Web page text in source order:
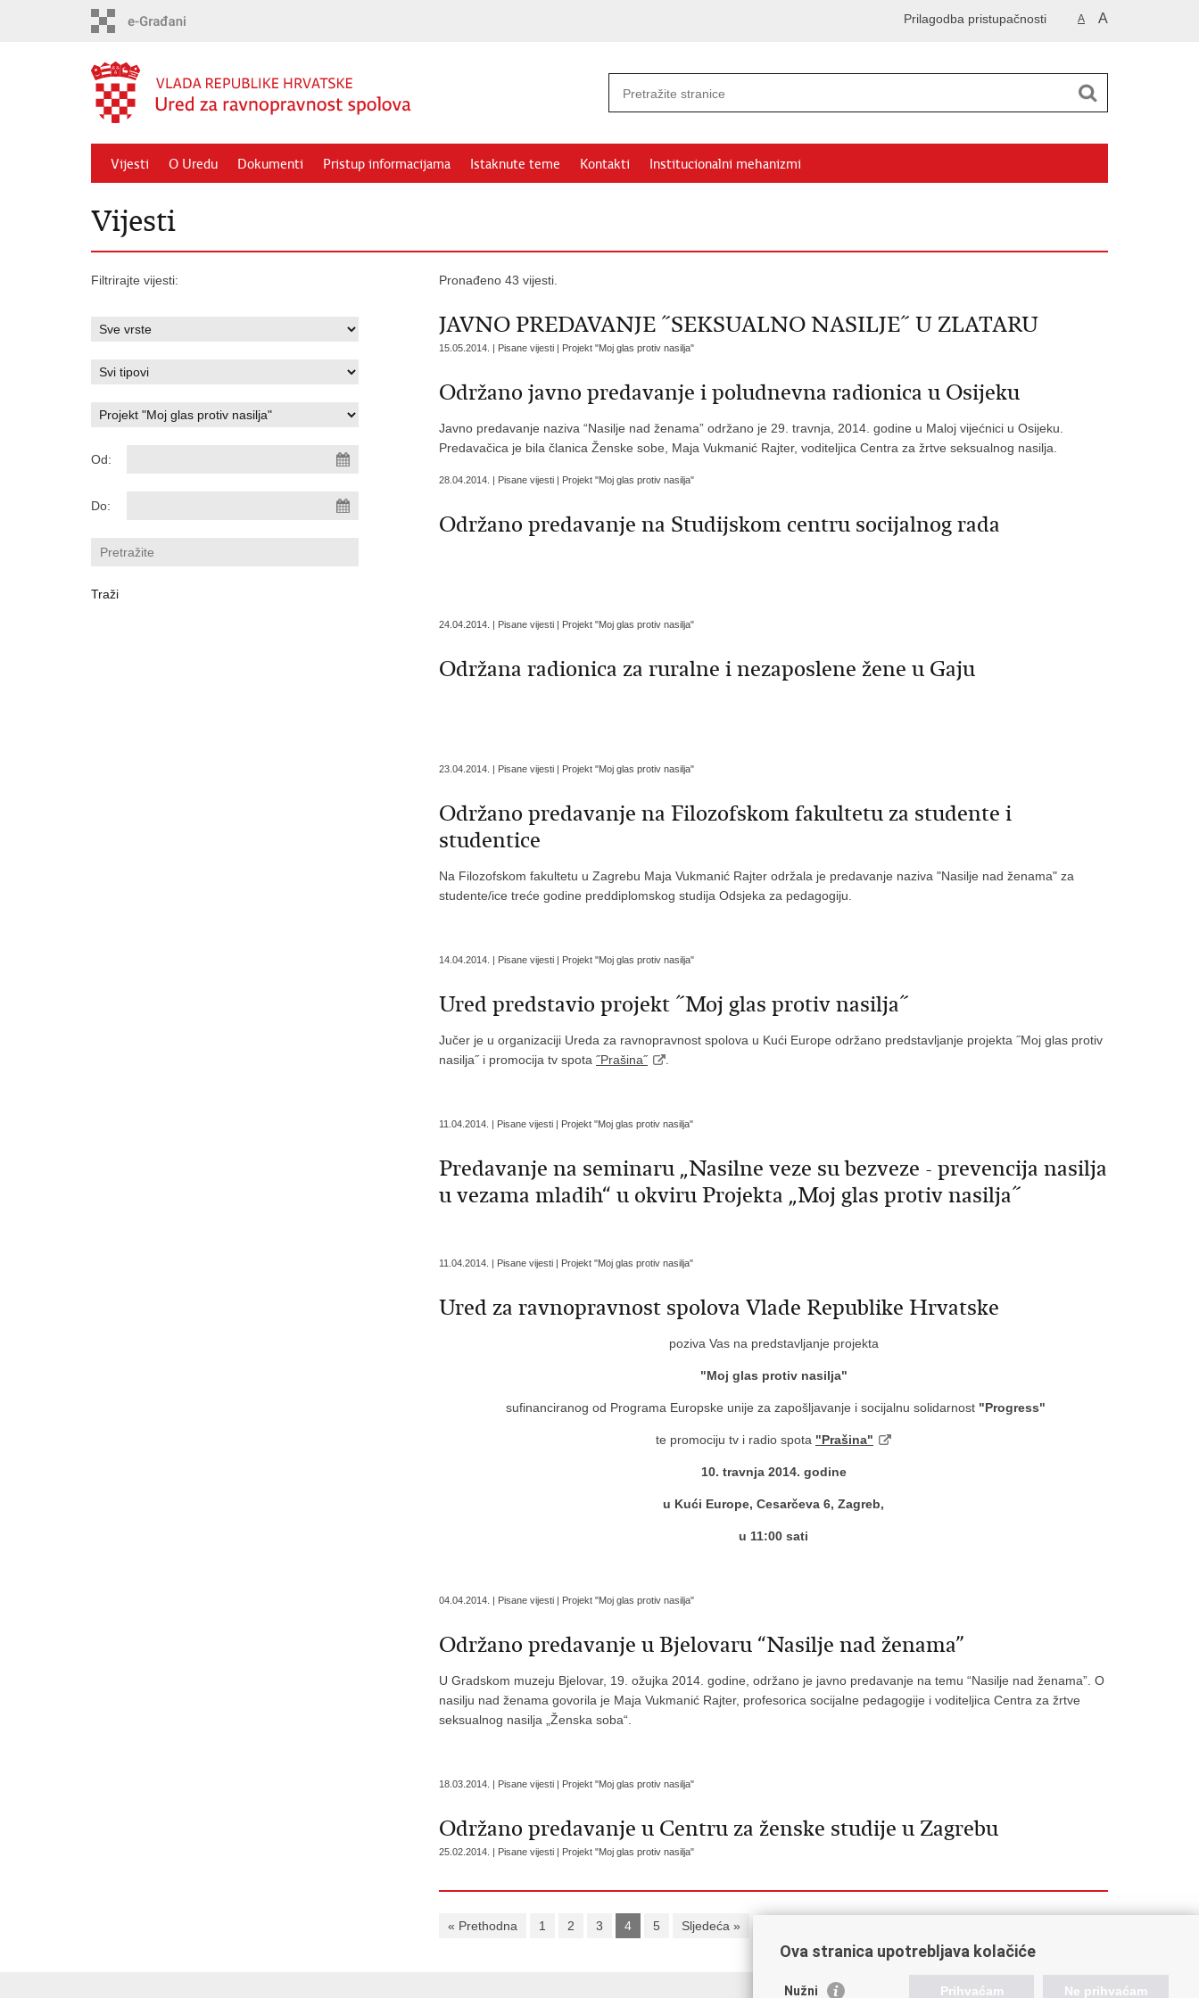
A A
Prilagodba pristupačnosti
Vijesti O Uredu Dokumenti Pristup informacijama Istaknute teme Kontakti Institucionalni mehanizmi
Vijesti
Filtrirajte vijesti:
Od:
Do:
Pronađeno 43 vijesti.
JAVNO PREDAVANJE ˝SEKSUALNO NASILJE˝ U ZLATARU
15.05.2014. | Pisane vijesti | Projekt "Moj glas protiv nasilja"
Održano javno predavanje i poludnevna radionica u Osijeku
Javno predavanje naziva “Nasilje nad ženama” održano je 29. travnja, 2014. godine u Maloj vijećnici u Osijeku.
Predavačica je bila članica Ženske sobe, Maja Vukmanić Rajter, voditeljica Centra za žrtve seksualnog nasilja.
28.04.2014. | Pisane vijesti | Projekt "Moj glas protiv nasilja"
Održano predavanje na Studijskom centru socijalnog rada
24.04.2014. | Pisane vijesti | Projekt "Moj glas protiv nasilja"
Održana radionica za ruralne i nezaposlene žene u Gaju
23.04.2014. | Pisane vijesti | Projekt "Moj glas protiv nasilja"
Održano predavanje na Filozofskom fakultetu za studente i
studentice
Na Filozofskom fakultetu u Zagrebu Maja Vukmanić Rajter održala je predavanje naziva "Nasilje nad ženama" za
studente/ice treće godine preddiplomskog studija Odsjeka za pedagogiju.
14.04.2014. | Pisane vijesti | Projekt "Moj glas protiv nasilja"
Ured predstavio projekt ˝Moj glas protiv nasilja˝
Jučer je u organizaciji Ureda za ravnopravnost spolova u Kući Europe održano predstavljanje projekta ˝Moj glas protiv
nasilja˝ i promocija tv spota ˝Prašina˝
11.04.2014. | Pisane vijesti | Projekt "Moj glas protiv nasilja"
Predavanje na seminaru „Nasilne veze su bezveze - prevencija nasilja
u vezama mladih“ u okviru Projekta „Moj glas protiv nasilja˝
11.04.2014. | Pisane vijesti | Projekt "Moj glas protiv nasilja"
Ured za ravnopravnost spolova Vlade Republike Hrvatske
poziva Vas na predstavljanje projekta
"Moj glas protiv nasilja"
sufinanciranog od Programa Europske unije za zapošljavanje i socijalnu solidarnost "Progress"
te promociju tv i radio spota "Prašina"
10. travnja 2014. godine
u Kući Europe, Cesarčeva 6, Zagreb,
u 11:00 sati
04.04.2014. | Pisane vijesti | Projekt "Moj glas protiv nasilja"
Održano predavanje u Bjelovaru “Nasilje nad ženama”
U Gradskom muzeju Bjelovar, 19. ožujka 2014. godine, održano je javno predavanje na temu “Nasilje nad ženama”. O
nasilju nad ženama govorila je Maja Vukmanić Rajter, profesorica socijalne pedagogije i voditeljica Centra za žrtve
seksualnog nasilja „Ženska soba“.
18.03.2014. | Pisane vijesti | Projekt "Moj glas protiv nasilja"
Održano predavanje u Centru za ženske studije u Zagrebu
25.02.2014. | Pisane vijesti | Projekt "Moj glas protiv nasilja"
« Prethodna 1 2 3 4 5 Sljedeća »
Ova stranica upotrebljava kolačiće
Nužni Prihvaćam Ne prihvaćam